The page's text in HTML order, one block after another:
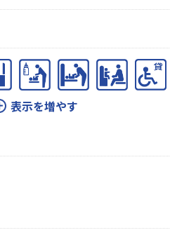
表示を増やす